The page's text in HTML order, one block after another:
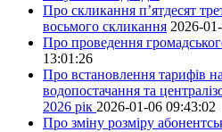
Про скликання п’ятдесят
восьмого скликання 2026-
Про проведення
13:01:26
Про встановлення тарифів
водопостачання та
2026 рік 2026-01-06 09:43:02
Про зміну розміру